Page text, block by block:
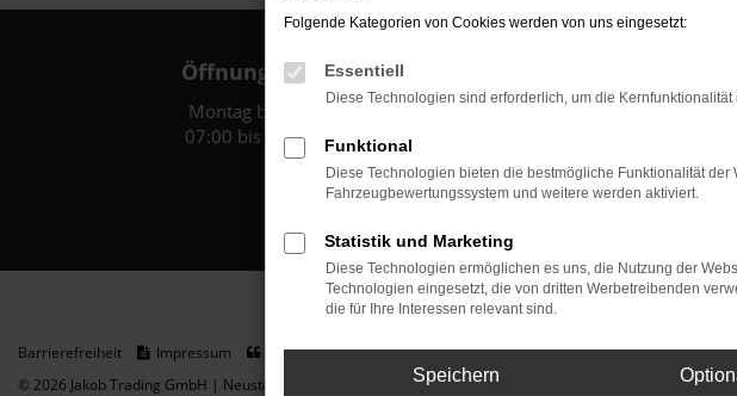
Öffnungszeiten:
Montag bis Freitag:
07:00 bis 18:00 Uhr
D-
Barrierefreiheit Impressum Datenschutz
Cookie Einstellungen
© 2026 Jakob Trading GmbH | Neustädter Straße 1 | DE-08223 Neustadt/Vogtland | fj@jakob-trading.com
Folgende Kategorien von Cookies werden von uns eingesetzt:
Essentiell
Diese Technologien sind erforderlich, um die
Funktional
Diese Technologien bieten die bestmögliche Funktionalität
Fahrzeugbewertungssystem und weitere werden aktiviert.
Statistik und Marketing
Diese Technologien ermöglichen es uns, die Nutzung der
Technologien eingesetzt, die von dritten Werbetreibenden
die für Ihre Interessen relevant sind.
Speichern